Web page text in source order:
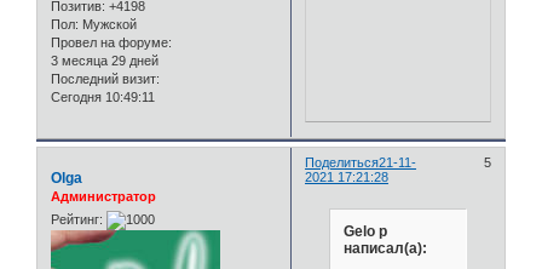
Позитив: +4198
Пол: Мужской
Провел на форуме:
3 месяца 29 дней
Последний визит:
Сегодня 10:49:11
Поделиться 5
21-11-
2021 17:21:28
Olga
Администратор
Рейтинг:
Gelo p
написал(а):